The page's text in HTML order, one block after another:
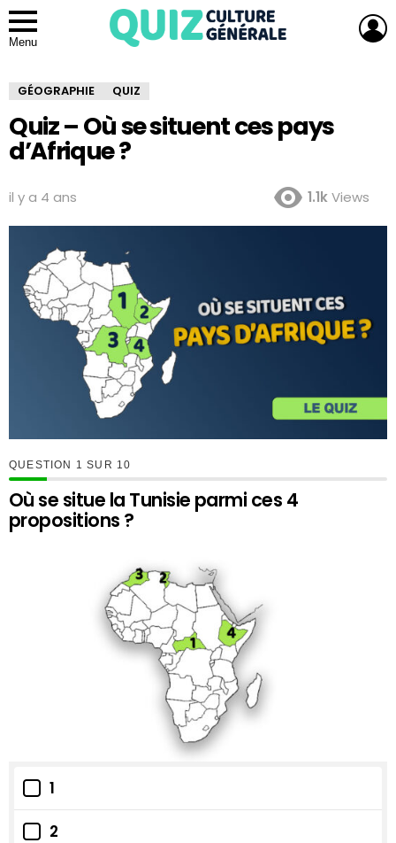
Menu
GÉOGRAPHIE QUIZ
Quiz – Où se situent ces pays
d’Afrique ?
il y a 4 ans 1.1kViews
QUESTION SUR 10
Où se situe la Tunisie parmi ces 4
propositions ?
1
2